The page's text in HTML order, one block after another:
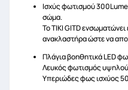
Ισχύς φωτισμού
σώμα.
Το TIKI GITD
ανακλαστήρα ώστε να
Πλάγια βοηθητικά LED
Λευκός φωτισμός
Υπεριώδες φως ισχύος